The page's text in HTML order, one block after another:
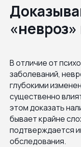
В отличие от
заболеваний,
глубокими
существенно
этом доказать
бывает крайне
подтверждается
обследования.